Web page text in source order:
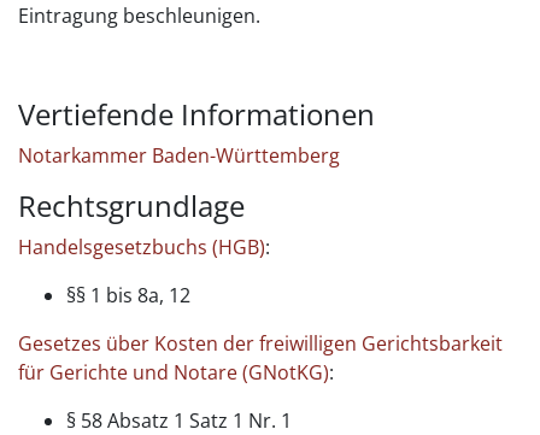
Eintragung beschleunigen.
Vertiefende Informationen
Notarkammer Baden-Württemberg
Rechtsgrundlage
Handelsgesetzbuchs (HGB):
§§ 1 bis 8a, 12
Gesetzes über Kosten der freiwilligen Gerichtsbarkeit
für Gerichte und Notare (GNotKG):
§ 58 Absatz 1 Satz 1 Nr. 1